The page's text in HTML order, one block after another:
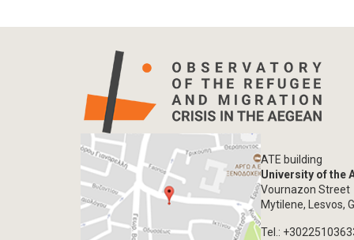
ATE building
University of the
Vournazon Street
Mytilene, Lesvos,
Tel.: